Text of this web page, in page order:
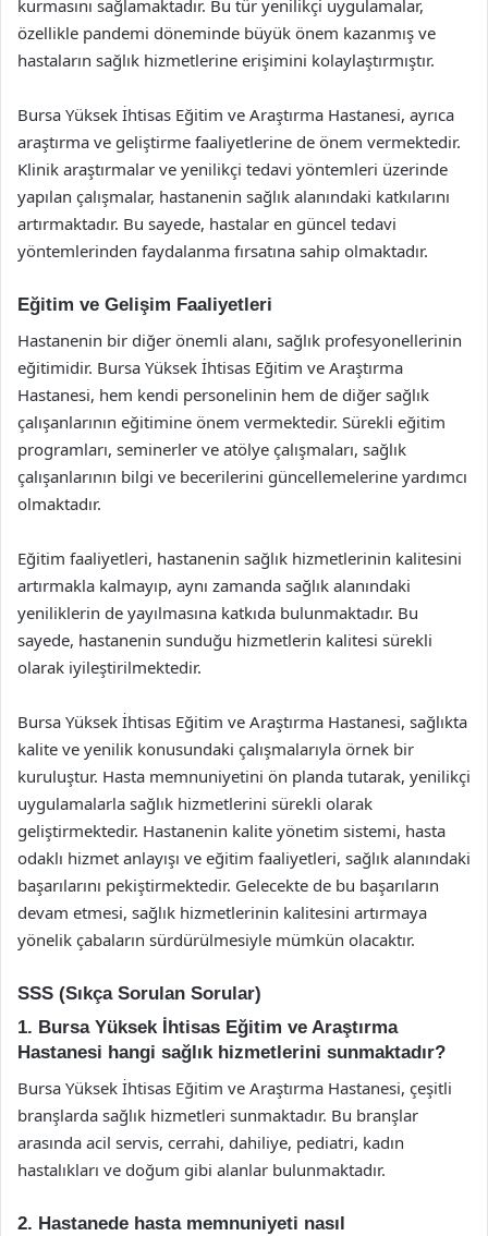
kurmasını sağlamaktadır. Bu tür yenilikçi uygulamalar,
özellikle pandemi döneminde büyük önem kazanmış ve
hastaların sağlık hizmetlerine erişimini kolaylaştırmıştır.
Bursa Yüksek İhtisas Eğitim ve Araştırma Hastanesi, ayrıca
araştırma ve geliştirme faaliyetlerine de önem vermektedir.
Klinik araştırmalar ve yenilikçi tedavi yöntemleri üzerinde
yapılan çalışmalar, hastanenin sağlık alanındaki katkılarını
artırmaktadır. Bu sayede, hastalar en güncel tedavi
yöntemlerinden faydalanma fırsatına sahip olmaktadır.
Eğitim ve Gelişim Faaliyetleri
Hastanenin bir diğer önemli alanı, sağlık profesyonellerinin
eğitimidir. Bursa Yüksek İhtisas Eğitim ve Araştırma
Hastanesi, hem kendi personelinin hem de diğer sağlık
çalışanlarının eğitimine önem vermektedir. Sürekli eğitim
programları, seminerler ve atölye çalışmaları, sağlık
çalışanlarının bilgi ve becerilerini güncellemelerine yardımcı
olmaktadır.
Eğitim faaliyetleri, hastanenin sağlık hizmetlerinin kalitesini
artırmakla kalmayıp, aynı zamanda sağlık alanındaki
yeniliklerin de yayılmasına katkıda bulunmaktadır. Bu
sayede, hastanenin sunduğu hizmetlerin kalitesi sürekli
olarak iyileştirilmektedir.
Bursa Yüksek İhtisas Eğitim ve Araştırma Hastanesi, sağlıkta
kalite ve yenilik konusundaki çalışmalarıyla örnek bir
kuruluştur. Hasta memnuniyetini ön planda tutarak, yenilikçi
uygulamalarla sağlık hizmetlerini sürekli olarak
geliştirmektedir. Hastanenin kalite yönetim sistemi, hasta
odaklı hizmet anlayışı ve eğitim faaliyetleri, sağlık alanındaki
başarılarını pekiştirmektedir. Gelecekte de bu başarıların
devam etmesi, sağlık hizmetlerinin kalitesini artırmaya
yönelik çabaların sürdürülmesiyle mümkün olacaktır.
SSS (Sıkça Sorulan Sorular)
1. Bursa Yüksek İhtisas Eğitim ve Araştırma
Hastanesi hangi sağlık hizmetlerini sunmaktadır?
Bursa Yüksek İhtisas Eğitim ve Araştırma Hastanesi, çeşitli
branşlarda sağlık hizmetleri sunmaktadır. Bu branşlar
arasında acil servis, cerrahi, dahiliye, pediatri, kadın
hastalıkları ve doğum gibi alanlar bulunmaktadır.
2. Hastanede hasta memnuniyeti nasıl